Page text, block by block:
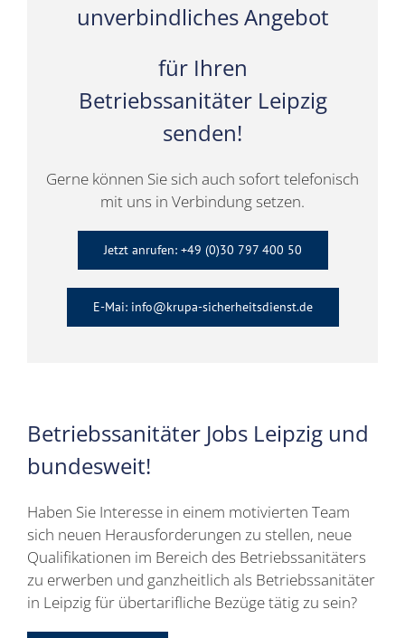
unverbindliches Angebot
für Ihren
Betriebssanitäter Leipzig
senden!
Gerne können Sie sich auch sofort telefonisch
mit uns in Verbindung setzen.
Jetzt anrufen: +49 (0)30 797 400 50
E-Mai: info@krupa-sicherheitsdienst.de
Betriebssanitäter Jobs Leipzig und
bundesweit!
Haben Sie Interesse in einem motivierten Team
sich neuen Herausforderungen zu stellen, neue
Qualifikationen im Bereich des Betriebssanitäters
zu erwerben und ganzheitlich als Betriebssanitäter
in Leipzig für übertarifliche Bezüge tätig zu sein?